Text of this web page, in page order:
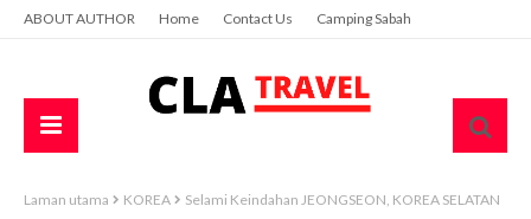
ABOUT AUTHOR Home Contact Us Camping Sabah
Laman utama KOREA Selami Keindahan JEONGSEON, KOREA SELATAN